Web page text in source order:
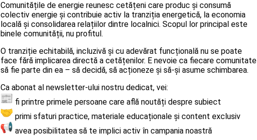
Comunitățile de energie reunesc cetățeni care produc și consumă
colectiv energie și contribuie activ la tranziția energetică, la economia
locală și consolidarea relațiilor dintre localnici. Scopul lor principal este
binele comunității, nu profitul.
O tranziție echitabilă, incluzivă și cu adevărat funcțională nu se poate
face fără implicarea directă a cetățenilor. E nevoie ca fiecare comunitate
să fie parte din ea – să decidă, să acționeze și să-și asume schimbarea.
Ca abonat al newsletter-ului nostru dedicat, vei:
fi printre primele persoane care află noutăți despre subiect
primi sfaturi practice, materiale educaționale și content exclusiv
avea posibilitatea să te implici activ în campania noastră